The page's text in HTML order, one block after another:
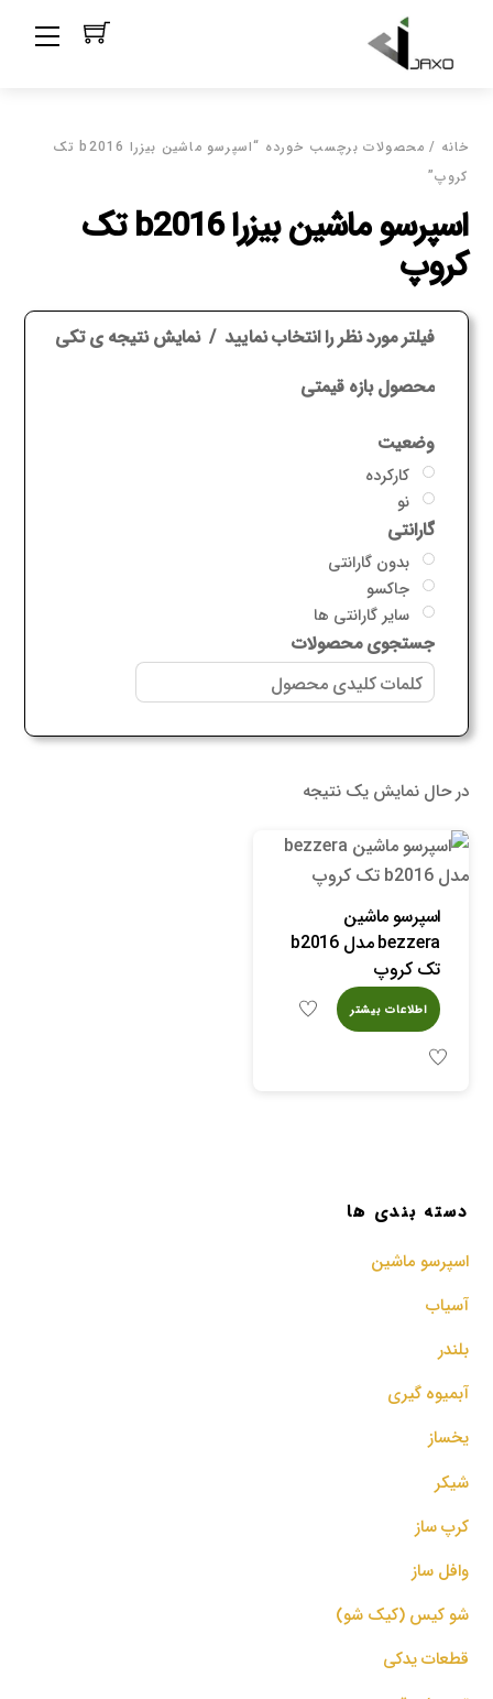
content
خانه / محصولات برچسب خورده “اسپرسو ماشین بیزرا b2016 تک
کروپ”
اسپرسو ماشین بیزرا b2016 تک
کروپ
فیلتر مورد نظر را انتخاب نمایید نمایش نتیجه ی تکی
محصول بازه قیمتی
وضعیت
کارکرده
نو
گارانتی
بدون گارانتی
جاکسو
سایر گارانتی ها
جستجوی محصولات
در حال نمایش یک نتیجه
اسپرسو ماشین
bezzera مدل b2016
تک کروپ
اطلاعات بیشتر
دسته بندی ها
اسپرسو‌ ماشین
آسیاب
بلندر
آبمیوه گیری
یخساز
شیکر
کرپ ساز
وافل ساز
شو کیس (کیک شو)
قطعات یدکی